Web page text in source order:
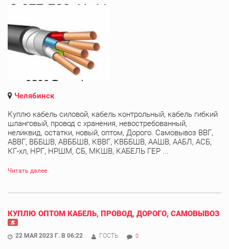
Челябинск
Куплю кабель силовой, кабель контрольный, кабель гибкий
шланговый, провод с хранения, невостребованный,
неликвид, остатки, новый, оптом, Дорого. Самовывоз ВВГ,
АВВГ, ВББШВ, АВББШВ, КВВГ, КВББШВ, ААШВ, ААБЛ, АСБ,
КГ-хл, НРГ, НРШМ, СБ, МКШВ, КАБЕЛЬ ГЕР ...
Читать далее
КУПЛЮ ОПТОМ КАБЕЛЬ, ПРОВОД, ДОРОГО, САМОВЫВОЗ
22 МАЯ 2023 Г. В 06:22 ГОСТЬ 0